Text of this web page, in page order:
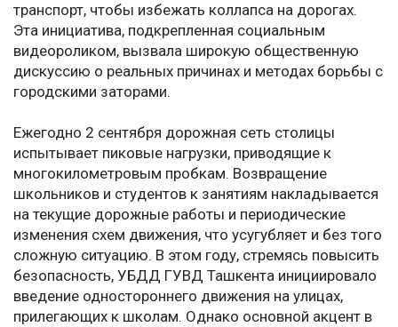
транспорт, чтобы избежать коллапса на дорогах.
Эта инициатива, подкрепленная социальным
видеороликом, вызвала широкую общественную
дискуссию о реальных причинах и методах борьбы с
городскими заторами.
Ежегодно 2 сентября дорожная сеть столицы
испытывает пиковые нагрузки, приводящие к
многокилометровым пробкам. Возвращение
школьников и студентов к занятиям накладывается
на текущие дорожные работы и периодические
изменения схем движения, что усугубляет и без того
сложную ситуацию. В этом году, стремясь повысить
безопасность, УБДД ГУВД Ташкента инициировало
введение одностороннего движения на улицах,
прилегающих к школам. Однако основной акцент в